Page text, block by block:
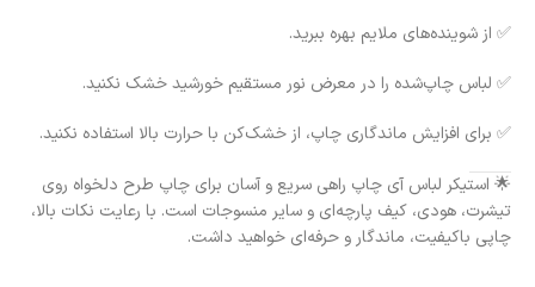
✅ از شوینده‌های ملایم بهره ببرید.
✅ لباس چاپ‌شده را در معرض نور مستقیم خورشید خشک نکنید.
✅ برای افزایش ماندگاری چاپ، از خشک‌کن با حرارت بالا استفاده نکنید.
🌟 استیکر لباس آی چاپ راهی سریع و آسان برای چاپ طرح دلخواه روی
تیشرت، هودی، کیف پارچه‌ای و سایر منسوجات است. با رعایت نکات بالا،
چاپی باکیفیت، ماندگار و حرفه‌ای خواهید داشت.